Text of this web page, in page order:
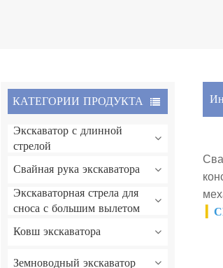
КАТЕГОРИИ ПРОДУКТА
Экскаватор с длинной
стрелой
Свайная рука экскаватора
Экскаваторная стрела для
сноса с большим вылетом
Ковш экскаватора
Земноводный экскаватор